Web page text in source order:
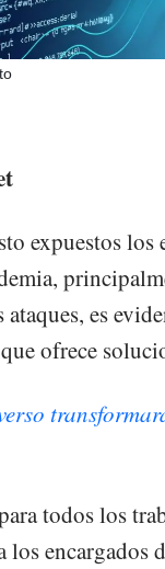
expuestos
es
ofrece
todos los
encargados